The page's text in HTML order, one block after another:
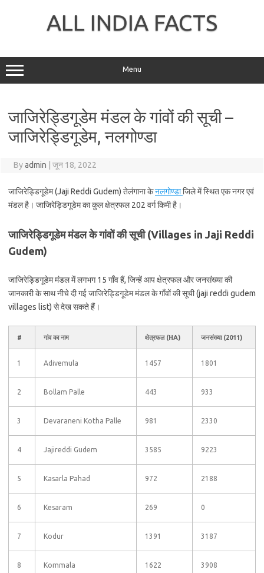
ALL INDIA FACTS
Menu
जाजिरेड्डिगूडेम मंडल के गांवों की सूची –
जाजिरेड्डिगूडेम, नलगोण्डा
Byadmin जून 18, 2022
जाजिरेड्डिगूडेम (Jaji Reddi Gudem) तेलंगाना केनलगोण्डाजिले में स्थित एक नगर एवं
मंडल है। जाजिरेड्डिगूडेम का कुल क्षेत्रफल 202 वर्ग किमी है।
जाजिरेड्डिगूडेम मंडल के गांवों की सूची (Villages in Jaji Reddi
Gudem)
जाजिरेड्डिगूडेम मंडल में लगभग 15 गाँव हैं, जिन्हें आप क्षेत्रफल और जनसंख्या की
जानकारी के साथ नीचे दी गई जाजिरेड्डिगूडेम मंडल के गाँवों की सूची (jaji reddi gudem
villages list) से देख सकते हैं।
# गांव का नाम क्षेत्रफल (HA) जनसंख्या (2011)
1 Adivemula 1457 1801
2 Bollam Palle 443 933
3 Devaraneni Kotha Palle 981 2330
4 Jajireddi Gudem 3585 9223
5 Kasarla Pahad 972 2188
6 Kesaram 269 0
7 Kodur 1391 3187
8 Kommala 1622 3908